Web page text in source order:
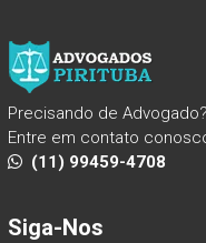
Precisando de Advogado?
Entre em contato
(11) 99459-4708
Siga-Nos